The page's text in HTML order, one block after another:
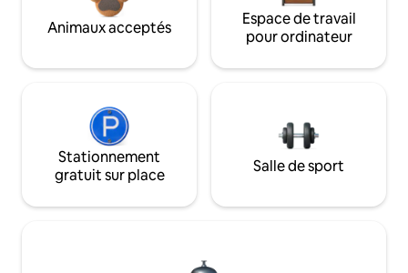
Animaux acceptés
Espace de travail
pour ordinateur
Stationnement
gratuit sur place
Salle de sport